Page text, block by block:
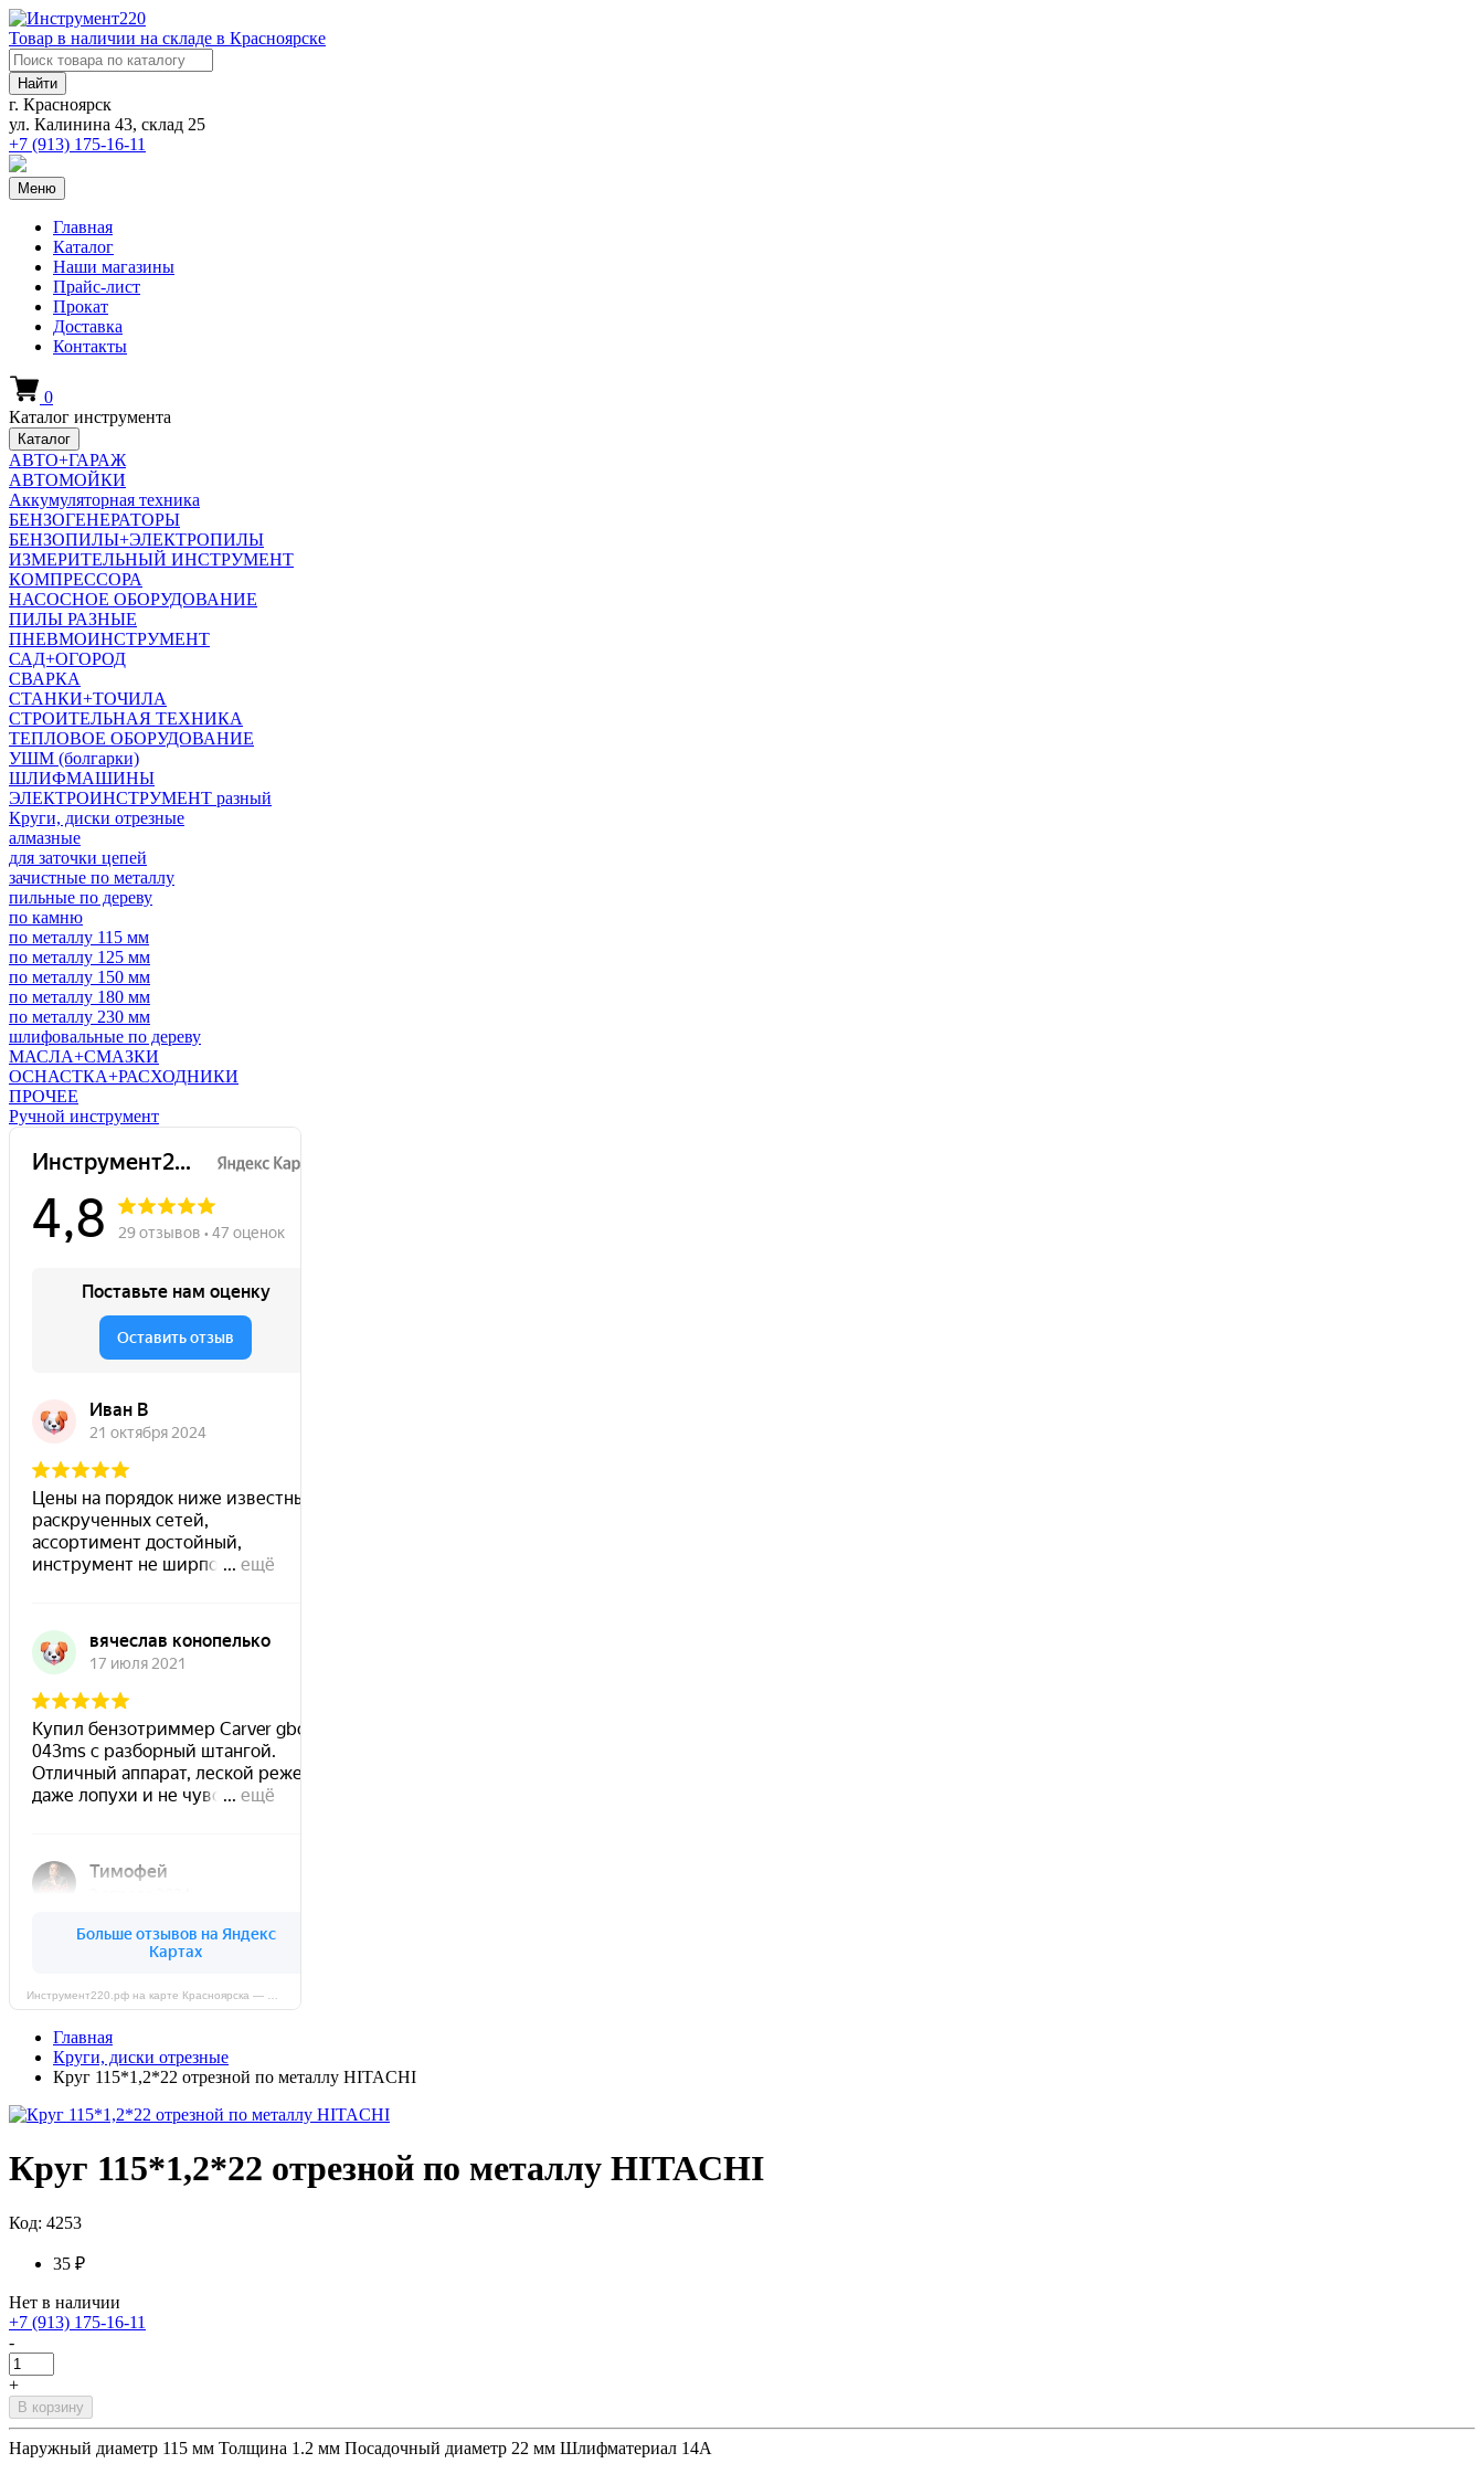
Товар в наличии на складе в Красноярске
Найти
г. Красноярск
ул. Калинина 43, склад 25
+7 (913) 175-16-11
Меню
Главная
Каталог
Наши магазины
Прайс-лист
Прокат
Доставка
Контакты
0
Каталог инструмента
Каталог
АВТО+ГАРАЖ
АВТОМОЙКИ
Аккумуляторная техника
БЕНЗОГЕНЕРАТОРЫ
БЕНЗОПИЛЫ+ЭЛЕКТРОПИЛЫ
ИЗМЕРИТЕЛЬНЫЙ ИНСТРУМЕНТ
КОМПРЕССОРА
НАСОСНОЕ ОБОРУДОВАНИЕ
ПИЛЫ РАЗНЫЕ
ПНЕВМОИНСТРУМЕНТ
САД+ОГОРОД
СВАРКА
СТАНКИ+ТОЧИЛА
СТРОИТЕЛЬНАЯ ТЕХНИКА
ТЕПЛОВОЕ ОБОРУДОВАНИЕ
УШМ (болгарки)
ШЛИФМАШИНЫ
ЭЛЕКТРОИНСТРУМЕНТ разный
Круги, диски отрезные
алмазные
для заточки цепей
зачистные по металлу
пильные по дереву
по камню
по металлу 115 мм
по металлу 125 мм
по металлу 150 мм
по металлу 180 мм
по металлу 230 мм
шлифовальные по дереву
МАСЛА+СМАЗКИ
ОСНАСТКА+РАСХОДНИКИ
ПРОЧЕЕ
Ручной инструмент
Главная
Круги, диски отрезные
Круг 115*1,2*22 отрезной по металлу HITACHI
Круг 115*1,2*22 отрезной по металлу HITACHI
Код: 4253
35 ₽
Нет в наличии
+7 (913) 175-16-11
-
+
В корзину
Наружный диаметр 115 мм Толщина 1.2 мм Посадочный диаметр 22 мм Шлифматериал 14А